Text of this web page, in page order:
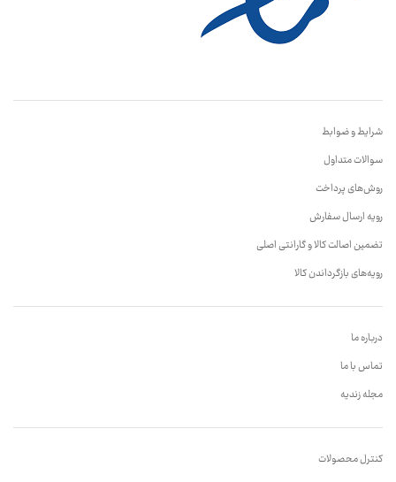
شرایط و ضوابط
سوالات متداول
روش‌های پرداخت
رویه ارسال سفارش
تضمین اصالت کالا و گارانتی اصلی
رویه‌های بازگرداندن کالا
درباره ما
تماس با ما
مجله زندیه
کنترل محصولات